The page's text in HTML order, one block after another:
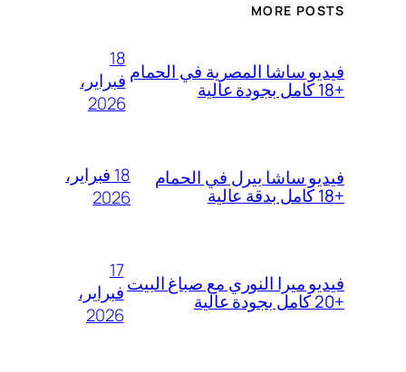
MORE POSTS
فيديو ساشا المصرية في الحمام
+18 كامل بجودة عالية
18
فبراير،
2026
فيديو ساشا بيرل في الحمام
+18 كامل بدقة عالية
18 فبراير،
2026
فيديو ميرا النوري مع صباغ البيت
+20 كامل بجودة عالية
17
فبراير،
2026